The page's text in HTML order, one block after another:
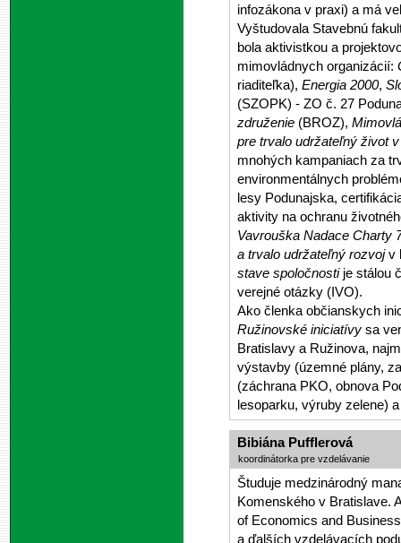
infozákona v praxi) a má
Vyštudovala Stavebnú
bola aktivistkou a
mimovládnych organizácií:
riaditeľka),Energia 2000,
(SZOPK) - ZO č. 27
združenie (BROZ),
pre trvalo udržateľný život
mnohých kampaniach za
environmentálnych
lesy Podunajska,
aktivity na ochranu
Vavrouška Nadace Charty
a trvalo udržateľný rozvojv
stave spoločnostije stálou
verejné otázky (IVO).
Ako členka občianskych
Ružinovské iniciatívy sa
Bratislavy a Ružinova,
výstavby (územné plány,
(záchrana PKO, obnova
lesoparku, výruby zelene)
Bibiána Pufflerová
koordinátorka pre vzdelávanie
Študuje medzinárodný
Komenského v Bratislave.
of Economics and
a ďalších vzdelávacích